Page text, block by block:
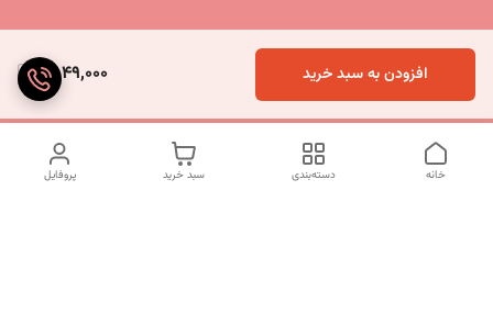
2,049,000 افزودن به سبد خرید
پروفایل سبد خرید دسته‌بندی خانه